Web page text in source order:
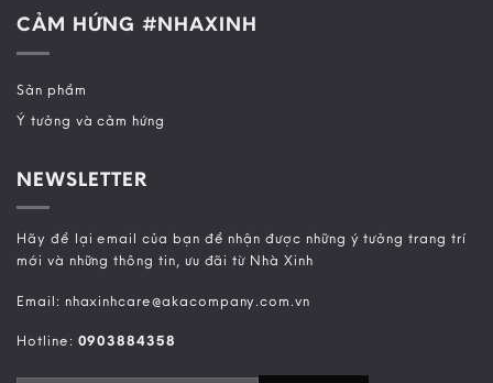
CẢM HỨNG #NHAXINH
Sản phẩm
Ý tưởng và cảm hứng
NEWSLETTER
Hãy để lại email của bạn để nhận được những ý tưởng trang trí
mới và những thông tin, ưu đãi từ Nhà Xinh
Email: nhaxinhcare@akacompany.com.vn
Hotline: 0903884358